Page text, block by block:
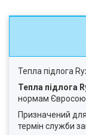
Тепла підлога
Тепла підлога
нормам
Призначений
термін служби